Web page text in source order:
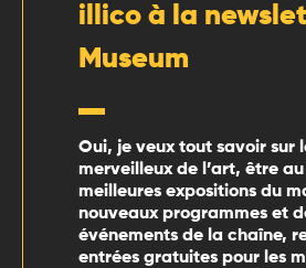
illico à la
Museum
Oui, je veux tout savoir sur
merveilleux de l’art, être
meilleures expositions du
nouveaux programmes et
événements de la chaîne,
entrées gratuites pour les